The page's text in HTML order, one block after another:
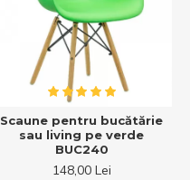
Scaune pentru bucătărie
sau living pe verde
BUC240
148,00 Lei